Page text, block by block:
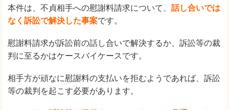
本件は、不貞相手への慰謝料請求について、 話し合いでは
なく訴訟で解決した事案です。
慰謝料請求が訴訟前の話し合いで解決するか、訴訟等の裁
判に至るかはケースバイケースです。
相手方が頑なに慰謝料の支払いを拒むようであれば、訴訟
等の裁判を起こす必要があります。